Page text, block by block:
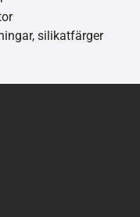
silikatfärger